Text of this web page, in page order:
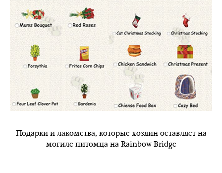
Подарки и лакомства, которые хозяин оставляет на
могиле питомца на Rainbow Bridge